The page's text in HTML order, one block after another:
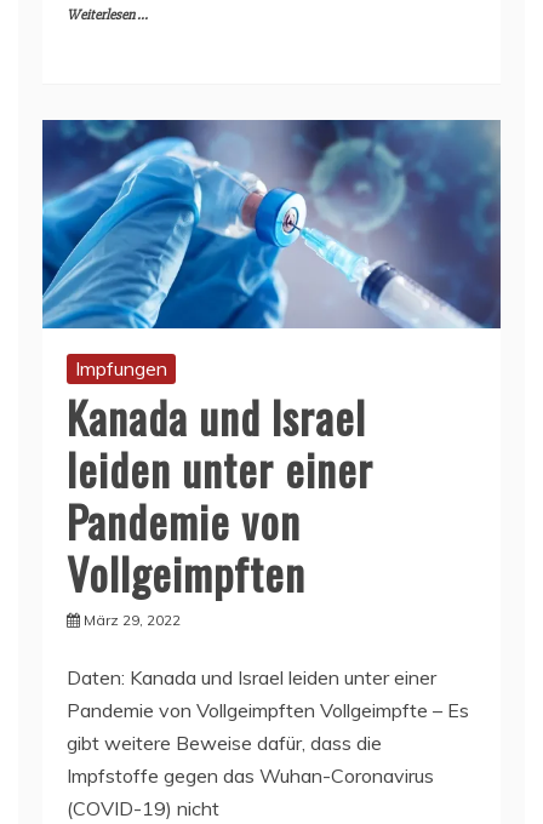
Weiterlesen ...
Impfungen
Kanada und Israel
leiden unter einer
Pandemie von
Vollgeimpften
März 29, 2022
Daten: Kanada und Israel leiden unter einer
Pandemie von Vollgeimpften Vollgeimpfte – Es
gibt weitere Beweise dafür, dass die
Impfstoffe gegen das Wuhan-Coronavirus
(COVID-19) nicht